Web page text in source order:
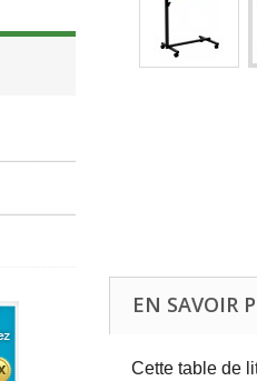
EN SAVOIR
Cette table de